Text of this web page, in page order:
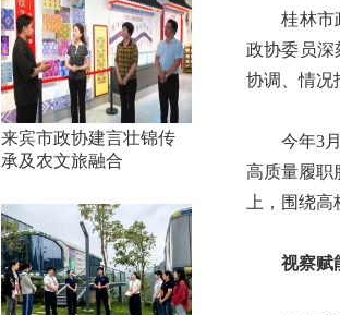
来宾市政协建言壮锦传
承及农文旅融合
桂林市政
政协委员深
协调、情况
今年3月
高质量履职
上，围绕
视察赋